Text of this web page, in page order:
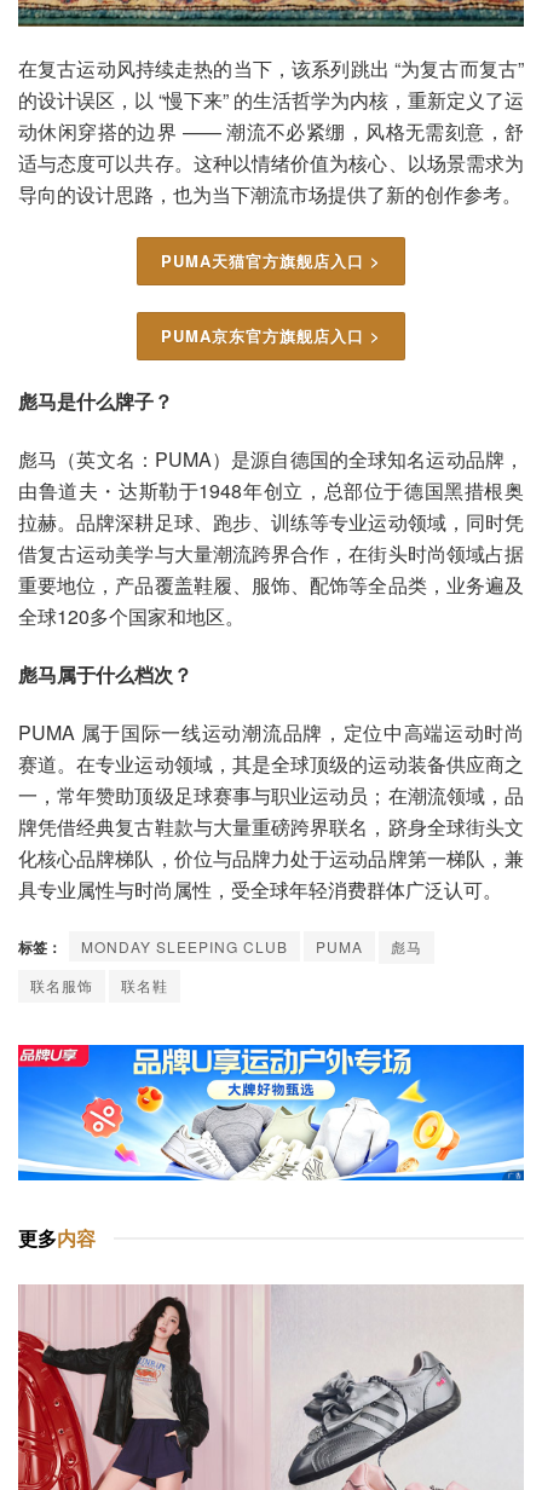
在复古运动风持续走热的当下，该系列跳出 “为复古而复古”
的设计误区，以 “慢下来” 的生活哲学为内核，重新定义了运
动休闲穿搭的边界 —— 潮流不必紧绷，风格无需刻意，舒
适与态度可以共存。这种以情绪价值为核心、以场景需求为
导向的设计思路，也为当下潮流市场提供了新的创作参考。
PUMA天猫官方旗舰店入口 >
PUMA京东官方旗舰店入口 >
彪马是什么牌子？
彪马（英文名：PUMA）是源自德国的全球知名运动品牌，
由鲁道夫・达斯勒于1948年创立，总部位于德国黑措根奥
拉赫。品牌深耕足球、跑步、训练等专业运动领域，同时凭
借复古运动美学与大量潮流跨界合作，在街头时尚领域占据
重要地位，产品覆盖鞋履、服饰、配饰等全品类，业务遍及
全球120多个国家和地区。
彪马属于什么档次？
PUMA 属于国际一线运动潮流品牌，定位中高端运动时尚
赛道。在专业运动领域，其是全球顶级的运动装备供应商之
一，常年赞助顶级足球赛事与职业运动员；在潮流领域，品
牌凭借经典复古鞋款与大量重磅跨界联名，跻身全球街头文
化核心品牌梯队，价位与品牌力处于运动品牌第一梯队，兼
具专业属性与时尚属性，受全球年轻消费群体广泛认可。
标签： MONDAY SLEEPING CLUB PUMA
彪马
联名服饰
联名鞋
更多内容